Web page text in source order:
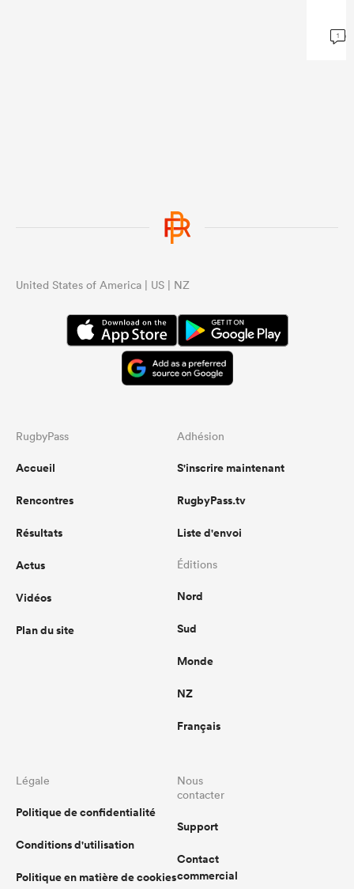
1
United States of America | US | NZ
RugbyPass
Accueil
Rencontres
Résultats
Actus
Vidéos
Plan du site
Adhésion
S'inscrire maintenant
RugbyPass.tv
Liste d'envoi
Éditions
Nord
Sud
Monde
NZ
Français
Légale
Politique de confidentialité
Conditions d'utilisation
Politique en matière de cookies
Nous
contacter
Support
Contact
commercial